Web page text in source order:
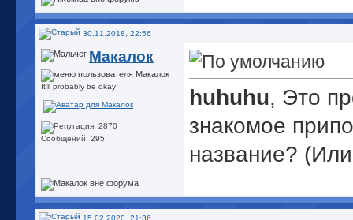
30.11.2018, 22:56
Макалок
It'll probably be okay
Сообщений: 295
huhuhu, Это
знакомое
название?
15.02.2020, 21:36